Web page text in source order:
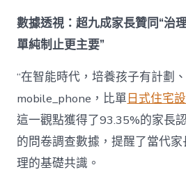
數據透視：超九成家長贊同“治
單純制止更主要”
“在智能時代，培養孩子有計劃
mobile_phone，比單日式住宅
這一觀點獲得了93.35%的家
的問卷調查數據，提醒了當代
理的基礎共識。